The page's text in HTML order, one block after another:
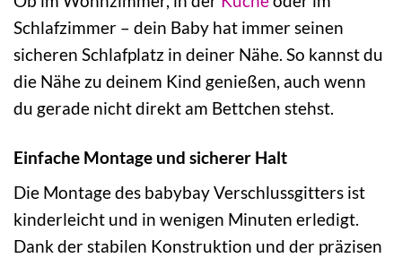
Schlafzimmer – dein Baby hat immer seinen
sicheren Schlafplatz in deiner Nähe. So kannst du
die Nähe zu deinem Kind genießen, auch wenn
du gerade nicht direkt am Bettchen stehst.
Einfache Montage und sicherer Halt
Die Montage des babybay Verschlussgitters ist
kinderleicht und in wenigen Minuten erledigt.
Dank der stabilen Konstruktion und der präzisen